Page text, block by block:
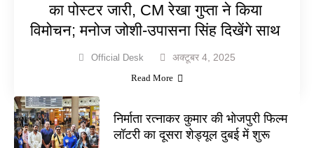
का पोस्टर जारी, CM रेखा गुप्ता ने किया
विमोचन; मनोज जोशी-उपासना सिंह दिखेंगे साथ
Official Desk अक्टूबर 4, 2025
Read More
निर्माता रत्नाकर कुमार की भोजपुरी फिल्म
लॉटरी का दूसरा शेड्यूल दुबई में शुरू